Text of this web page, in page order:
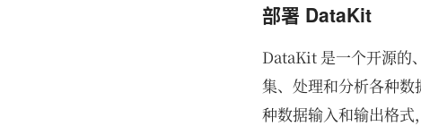
部署 DataKit
DataKit 是一个开源的
集、处理和分析各种
种数据输入和输出格式